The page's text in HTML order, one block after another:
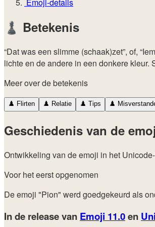
♟️ Betekenis
“Dat was een slimme (schaak)zet”, of,
lichte en de andere in een donkere
Meer over de betekenis
♟️ Flirten ♟️ Relatie ♟️ Tips ♟️
Geschiedenis van de
Ontwikkeling van de emoji in het
Voor het eerst opgenomen
De emoji "Pion" werd goedgekeurd als
In de release van Emoji 11.0en